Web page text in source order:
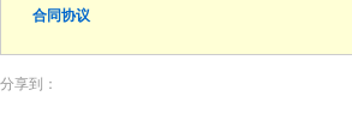
合同协议
分享到：